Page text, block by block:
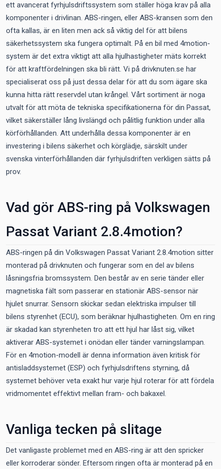
ett avancerat fyrhjulsdriftssystem som ställer höga krav på alla
komponenter i drivlinan. ABS-ringen, eller ABS-kransen som den
ofta kallas, är en liten men ack så viktig del för att bilens
säkerhetssystem ska fungera optimalt. På en bil med 4motion-
system är det extra viktigt att alla hjulhastigheter mäts korrekt
för att kraftfördelningen ska bli rätt. Vi på drivknuten.se har
specialiserat oss på just dessa delar för att du som ägare ska
kunna hitta rätt reservdel utan krångel. Vårt sortiment är noga
utvalt för att möta de tekniska specifikationerna för din Passat,
vilket säkerställer lång livslängd och pålitlig funktion under alla
körförhållanden. Att underhålla dessa komponenter är en
investering i bilens säkerhet och körglädje, särskilt under
svenska vinterförhållanden där fyrhjulsdriften verkligen sätts på
prov.
Vad gör ABS-ring på Volkswagen
Passat Variant 2.8.4motion?
ABS-ringen på din Volkswagen Passat Variant 2.8.4motion sitter
monterad på drivknuten och fungerar som en del av bilens
låsningsfria bromssystem. Den består av en serie tänder eller
magnetiska fält som passerar en stationär ABS-sensor när
hjulet snurrar. Sensorn skickar sedan elektriska impulser till
bilens styrenhet (ECU), som beräknar hjulhastigheten. Om en ring
är skadad kan styrenheten tro att ett hjul har låst sig, vilket
aktiverar ABS-systemet i onödan eller tänder varningslampan.
För en 4motion-modell är denna information även kritisk för
antisladdsystemet (ESP) och fyrhjulsdriftens styrning, då
systemet behöver veta exakt hur varje hjul roterar för att fördela
vridmomentet effektivt mellan fram- och bakaxel.
Vanliga tecken på slitage
Det vanligaste problemet med en ABS-ring är att den spricker
eller korroderar sönder. Eftersom ringen ofta är monterad på en